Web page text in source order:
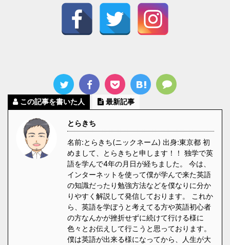
この記事を書いた人 最新記事
とらきち
名前:とらきち(ニックネーム) 出身:東京都 初
めまして、とらきちと申します！！ 独学で英
語を学んで4年の月日が経ちました。 今は、
インターネットを使って僕が学んで来た英語
の知識だったり勉強方法などを僕なりに分か
りやすく解説して発信しております。 これか
ら、英語を学ぼうと考えてる方や英語初心者
の方なんかが挫折せずに続けて行ける様に
色々とお伝えして行こうと思っております。
僕は英語が出来る様になってから、人生が大